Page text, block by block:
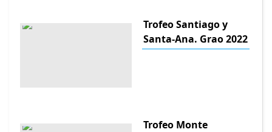
Trofeo Santiago y
Santa-Ana. Grao 2022
Trofeo Monte